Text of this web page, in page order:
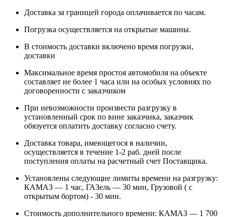
Доставка за границей города оплачивается по часам.
Погрузка осуществляется на открытые машины.
В стоимость доставки включено время погрузки,
доставки
Максимальное время простоя автомобиля на объекте
составляет не более 1 часа или на особых условиях по
договоренности с заказчиком
При невозможности произвести разгрузку в
установленный срок по вине заказчика, заказчик
обязуется оплатить доставку согласно счету.
Доставка товара, имеющегося в наличии,
осуществляется в течение 1-2 раб. дней после
поступления оплаты на расчетный счет Поставщика.
Установлены следующие лимиты времени на разгрузку:
КАМАЗ — 1 час, ГАЗель — 30 мин, Грузовой ( с
открытым бортом) - 30 мин.
Стоимость дополнительного времени: КАМАЗ — 1 700